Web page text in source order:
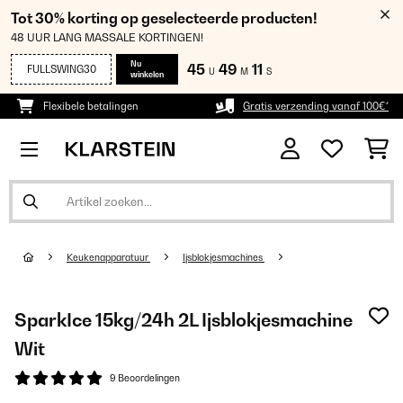
Tot 30% korting op geselecteerde producten!
48 UUR LANG MASSALE KORTINGEN!
FULLSWING30
Nu
winkelen
45 U 49 M 11 S
Flexibele betalingen Gratis verzending vanaf 100€*
Keukenapparatuur Ijsblokjesmachines
SparkIce 15kg/24h 2L Ijsblokjesmachine
Wit
9 Beoordelingen